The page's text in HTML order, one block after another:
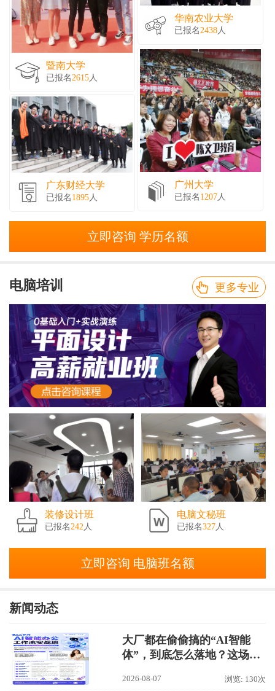
暨南大学
已报名2615人
广东财经大学
已报名 1895人
华南农业大学
已报名2438人
广州大学
已报名 1207人
立即咨询 学历名额
电脑培训 更多专业
装修设计班
已报名 242 人
电脑文秘班
已报名327 人
立即咨询 电脑班名额
新闻动态
大厂都在偷偷搞的“AI智能
体”，到底怎么落地？这场
班】讲透了！
2026-08-07 浏览: 130次